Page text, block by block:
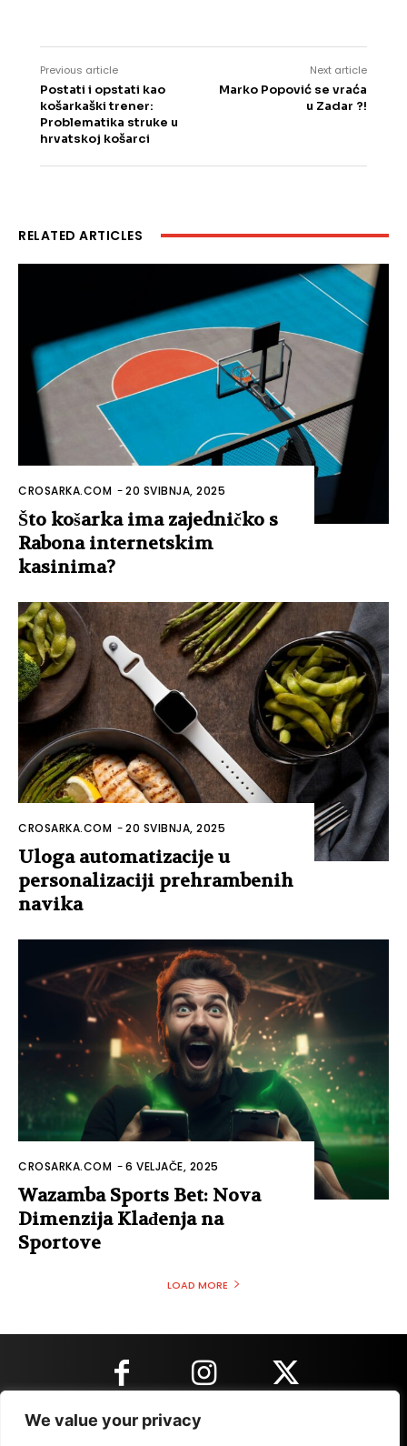
We value your privacy
Previous article
Postati i opstati kao
košarkaški trener:
Problematika struke u
hrvatskoj košarci
Next article
Marko Popović se vraća
u Zadar ?!
RELATED ARTICLES
CROSARKA.COM -20 SVIBNJA, 2025
Što košarka ima zajedničko s
Rabona internetskim
kasinima?
CROSARKA.COM -20 SVIBNJA, 2025
Uloga automatizacije u
personalizaciji prehrambenih
navika
CROSARKA.COM -6 VELJAČE, 2025
Wazamba Sports Bet: Nova
Dimenzija Klađenja na
Sportove
LOAD MORE
KONTAKT INFORMACIJE